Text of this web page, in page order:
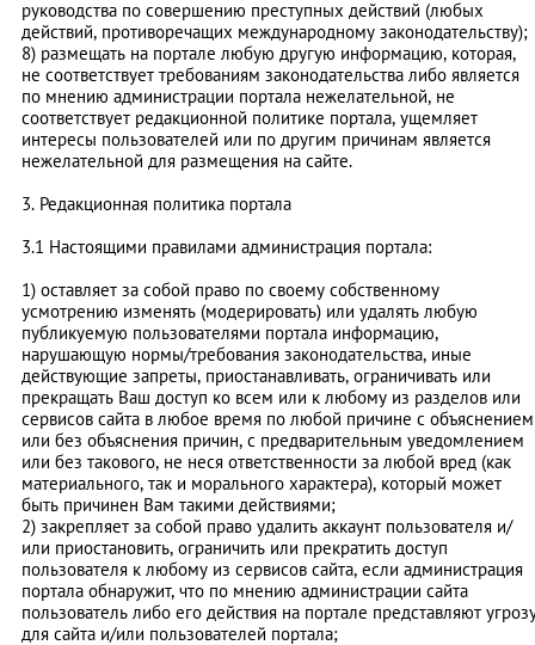
руководства по совершению преступных действий (любых
действий, противоречащих международному законодательству);
8) размещать на портале любую другую информацию, которая,
не соответствует требованиям законодательства либо является
по мнению администрации портала нежелательной, не
соответствует редакционной политике портала, ущемляет
интересы пользователей или по другим причинам является
нежелательной для размещения на сайте.
3. Редакционная политика портала
3.1 Настоящими правилами администрация портала:
1) оставляет за собой право по своему собственному
усмотрению изменять (модерировать) или удалять любую
публикуемую пользователями портала информацию,
нарушающую нормы/требования законодательства, иные
действующие запреты, приостанавливать, ограничивать или
прекращать Ваш доступ ко всем или к любому из разделов или
сервисов сайта в любое время по любой причине с объяснением
или без объяснения причин, с предварительным уведомлением
или без такового, не неся ответственности за любой вред (как
материального, так и морального характера), который может
быть причинен Вам такими действиями;
2) закрепляет за собой право удалить аккаунт пользователя и/
или приостановить, ограничить или прекратить доступ
пользователя к любому из сервисов сайта, если администрация
портала обнаружит, что по мнению администрации сайта
пользователь либо его действия на портале представляют
для сайта и/или пользователей портала;